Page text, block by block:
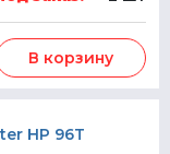
В корзину
HP 96T